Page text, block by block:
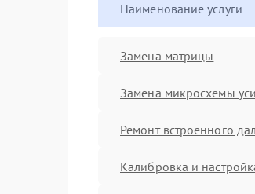
Наименование услуги
Замена матрицы
Замена микросхемы
Ремонт встроенного
Калибровка и